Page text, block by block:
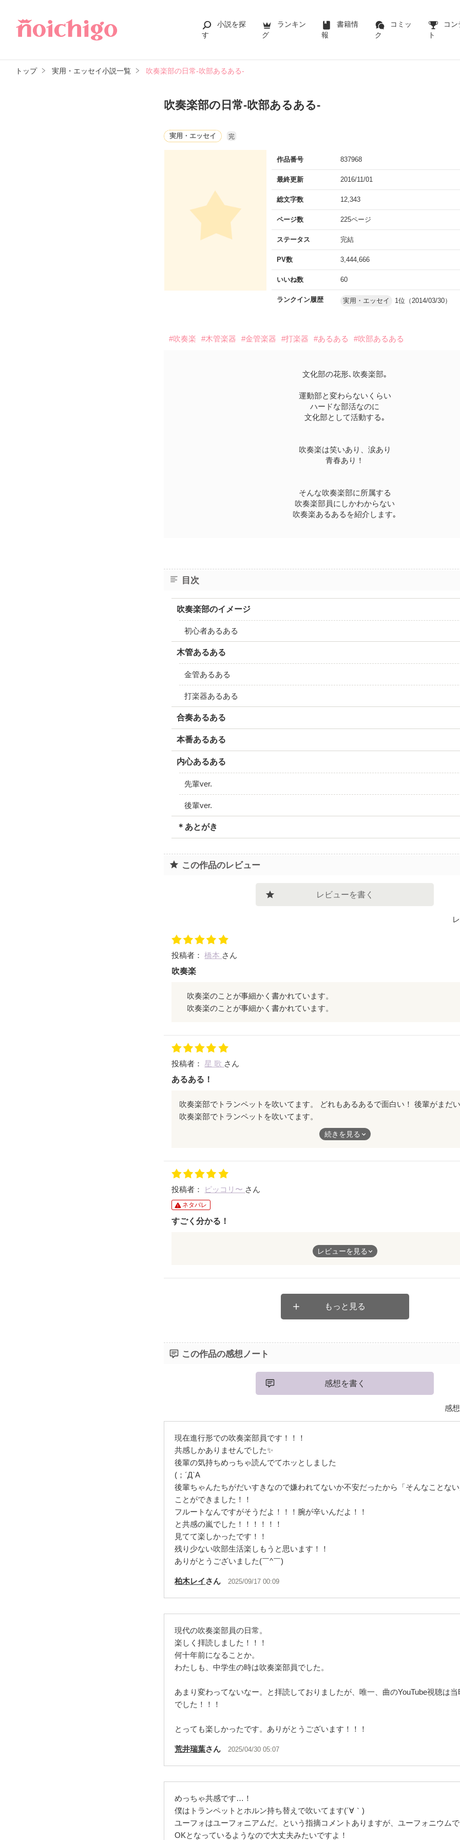
小説を探
す
ランキン
グ
書籍情
報
コミッ
ク
コン
ト
トップ 実用・エッセイ小説一覧 吹奏楽部の日常-吹部あるある-
吹奏楽部の日常-吹部あるある-
実用・エッセイ 完
作品番号 837968
最終更新 2016/11/01
総文字数 12,343
ページ数 225ページ
ステータス 完結
PV数 3,444,666
いいね数 60
ランクイン履歴 実用・エッセイ 1位（2014/03/30）
#吹奏楽 #木管楽器 #金管楽器 #打楽器 #あるある #吹部あるある
文化部の花形､吹奏楽部｡
運動部と変わらないくらい
ハードな部活なのに
文化部として活動する｡
吹奏楽は笑いあり、涙あり
青春あり！
そんな吹奏楽部に所属する
吹奏楽部員にしかわからない
吹奏楽あるあるを紹介します｡
目次
吹奏楽部のイメージ
初心者あるある
木管あるある
金管あるある
打楽器あるある
合奏あるある
本番あるある
内心あるある
先輩ver.
後輩ver.
＊あとがき
この作品のレビュー
レビューを書く
投稿者：橋本 さん
吹奏楽
吹奏楽のことが事細かく書かれています。
吹奏楽のことが事細かく書かれています。
投稿者：星 歌 さん
あるある！
吹奏楽部でトランペットを吹いてます。
後輩がまだいないので、入ってきたらまた読み返したいなぁ〜と思いました！
続きを見る
投稿者： ピッコリ〜 さん
ネタバレ
すごく分かる！
私も吹奏楽部です！もう引退したんですが部活が恋しくて恋しくてたまりません
楽器で状況を聞けるので元気にしています。
レビューを見る
もっと見る
この作品の感想ノート
感想を書く
感
現在進行形での吹奏楽部員です！！！
共感しかありませんでした✨
後輩の気持ちめっちゃ読んでてホッとしました
(；´Д`A
後輩ちゃんたちがだいすきなので嫌われてないか不安だったから「そんなことな
ことができました！！
フルートなんですがそうだよ！！！腕が辛いんだよ！！
と共感の嵐でした！！！！！！
見てて楽しかったです！！
残り少ない吹部生活楽しもうと思います！！
ありがとうございました(￣^￣)ゞ
柏木レイ さん 2025/09/17 00:09
現代の吹奏楽部員の日常。
楽しく拝読しました！！！
何十年前になることか。
わたしも、中学生の時は吹奏楽部員でした。
あまり変わってないなー。と拝読しておりましたが、唯一、曲のYouTube視聴は
でした！！！
とっても楽しかったです。ありがとうございます！！！
荒井瑞葉さん 2025/04/30 05:07
めっちゃ共感です…！
僕はトランペットとホルン持ち替えで吹いてます(´∀｀)
ユーフォはユーフォニアムだ。という指摘コメントありますが、ユーフォニウム
OKとなっているようなので大丈夫みたいですよ！